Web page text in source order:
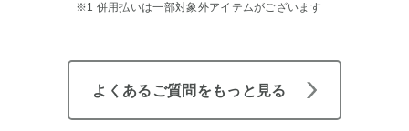
※1 併用払いは一部対象外アイテムがございます
よくあるご質問をもっと見る